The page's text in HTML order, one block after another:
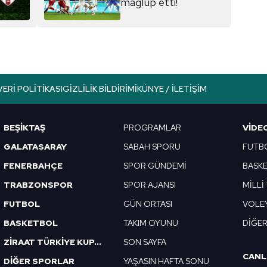
yer alan panel vasıtasıyla belirleyebilirsiniz. Çerezlere
çerezlerle ilgili bilgi almak için lütfentıklayınız.
POLITIKASIGIZLILIK BILDIRIMIKÜNYE / İLETIŞIM
BEŞİKTAŞ
GALATASARAY
FENERBAHÇE
TRABZONSPOR
FUTBOL
BASKETBOL
ZİRAAT TÜRKİYE KUPASI
DİĞER SPORLAR
PROGRAMLAR
SABAH SPORU
SPOR GÜNDEMİ
SPOR AJANSI
GÜN ORTASI
TAKIM OYUNU
SON SAYFA
YAŞASIN HAFTA SONU
MİLLİ
DİĞER